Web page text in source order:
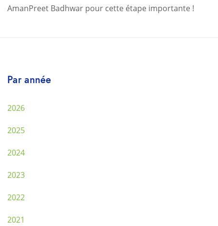
AmanPreet Badhwar pour cette étape importante !
Par année
2026
2025
2024
2023
2022
2021